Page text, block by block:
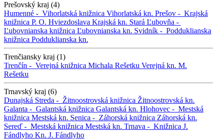
Prešovský kraj (4)
Humenné - Vihorlatská knižnica Vihorlatská kn. Prešov - Krajská
knižnica P. O. Hviezdoslava Krajská kn. Stará Ľubovňa -
Ľubovnianska knižnica Ľubovnianska kn. Svidník - Podduklianska
knižnica Podduklianska kn.
Trenčiansky kraj (1)
Trenčín - Verejná knižnica Michala Rešetku Verejná kn. M.
Rešetku
Trnavský kraj (6)
Dunajská Streda - Žitnoostrovská knižnica Žitnoostrovská kn.
Galanta - Galantská knižnica Galantská kn. Hlohovec - Mestská
knižnica Mestská kn. Senica - Záhorská knižnica Záhorská kn.
Sereď - Mestská knižnica Mestská kn. Trnava - Knižnica J.
Fándlyho Kn. J. Fándlyho